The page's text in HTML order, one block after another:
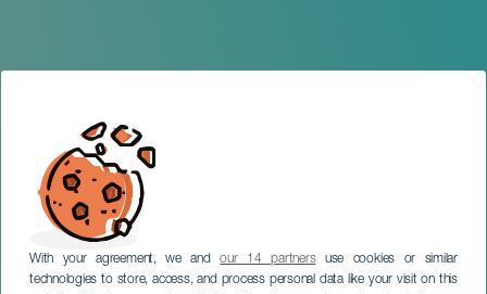
With your agreement, we andour 14 partnersuse cookies or similar
technologies to store, access, and process personal data like your visit on this